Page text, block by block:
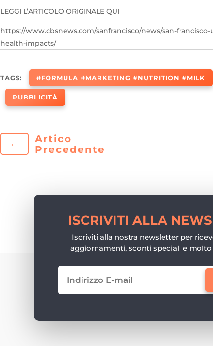
LEGGI L’ARTICOLO ORIGINALE QUI
https://www.cbsnews.com/sanfrancisco/news/san-
health-impacts/
TAGS: #FORMULA #MARKETING #NUTRITION #MILK
PUBBLICITÀ
←
Artico
Precedente
ISCRIVITI ALLA
Iscriviti alla nostra newsletter per
aggiornamenti, sconti speciali e molto